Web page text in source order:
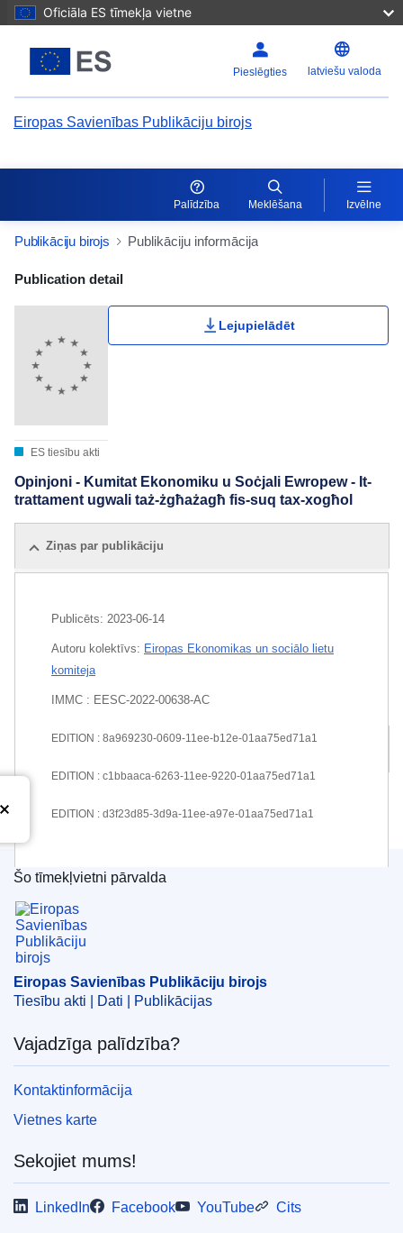
Oficiāla ES tīmekļa vietne
Pieslēgties latviešu valoda
Eiropas Savienības Publikāciju birojs
Palīdzība Meklēšana Izvēlne
Publikāciju birojs Publikāciju informācija
Publication Detail Actions Portlet
Publication detail
ES tiesību akti
Lejupielādēt
Opinjoni - Kumitat Ekonomiku u Soċjali Ewropew - It-
trattament ugwali taż-żgħażagħ fis-suq tax-xogħol
Ziņas par publikāciju
Publicēts: 2023-06-14
Autoru kolektīvs: Eiropas Ekonomikas un sociālo lietu
komiteja
IMMC : EESC-2022-00638-AC
EDITION : 8a969230-0609-11ee-b12e-01aa75ed71a1
EDITION : c1bbaaca-6263-11ee-9220-01aa75ed71a1
EDITION : d3f23d85-3d9a-11ee-a97e-01aa75ed71a1
Eiropas Savienības Publikāciju birojs
Šo tīmekļvietni pārvalda
Eiropas Savienības Publikāciju birojs
Tiesību akti | Dati | Publikācijas
Vajadzīga palīdzība?
Kontaktinformācija
Vietnes karte
Sekojiet mums!
LinkedIn Facebook YouTube Cits